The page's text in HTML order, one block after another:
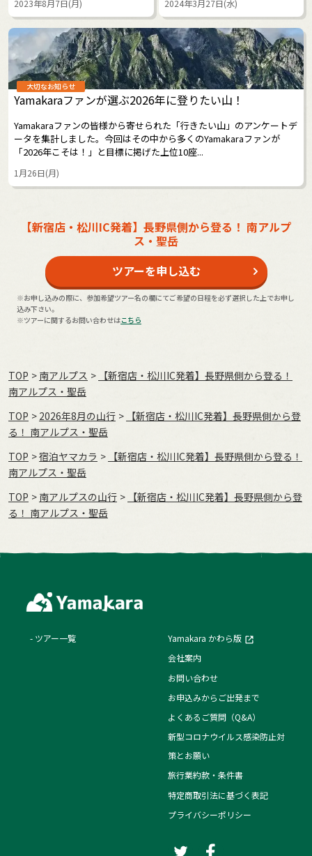
2023年8月7日(月) 2024年3月27日(水)
大切なお知らせ
Yamakaraファンが選ぶ2026年に登りたい山！
Yamakaraファンの皆様から寄せられた「行きたい山」のアンケートデ
ータを集計しました。今回はその中から多くのYamakaraファンが
「2026年こそは！」と目標に掲げた上位10座...
1月26日(月)
【新宿店・松川IC発着】長野県側から登る！ 南アルプ
ス・聖岳
ツアーを申し込む
※お申し込みの際に、参加希望ツアー名の欄にてご希望の日程を必ず選択した上でお申し
込み下さい。
※ツアーに関するお問い合わせはこちら
TOP 南アルプス
【新宿店・松川IC発着】長野県側から登る！
南アルプス・聖岳
TOP
2026年8月の⼭⾏
【新宿店・松川IC発着】長野県側から登
る！ 南アルプス・聖岳
TOP
宿泊ヤマカラ
【新宿店・松川IC発着】長野県側から登る！
南アルプス・聖岳
TOP
南アルプスの山行
【新宿店・松川IC発着】長野県側から登
る！ 南アルプス・聖岳
ツアー一覧
Yamakara かわら版
会社案内
お問い合わせ
お申込みからご出発まで
よくあるご質問（Q&A）
新型コロナウイルス感染防止対
策とお願い
旅行業約款・条件書
特定商取引法に基づく表記
プライバシーポリシー